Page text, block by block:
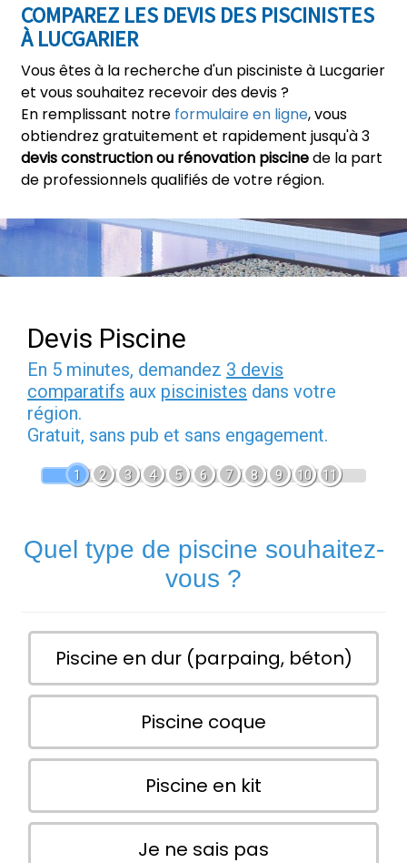
COMPAREZ LES DEVIS DES PISCINISTES
À LUCGARIER
Vous êtes à la recherche d'un pisciniste à Lucgarier
et vous souhaitez recevoir des devis ?
En remplissant notre formulaire en ligne, vous
obtiendrez gratuitement et rapidement jusqu'à 3
devis construction ou rénovation piscinede la part
de professionnels qualifiés de votre région.
Devis Piscine
En 5 minutes, demandez 3 devis
comparatifs aux piscinistes dans votre
région.
Gratuit, sans pub et sans engagement.
1 2 3 4 5 6 7 8 9 10 11
Quel type de piscine souhaitez-
vous ?
Piscine en dur (parpaing, béton)
Piscine coque
Piscine en kit
Je ne sais pas